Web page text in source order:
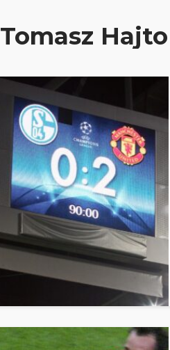
Tomasz Hajto